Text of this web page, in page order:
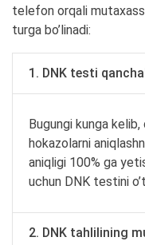
telefon orqali
turga bo’linadi:
1. DNK testi
Bugungi kunga
hokazolarni
aniqligi 100% ga
uchun DNK testini
2. DNK tahlilining